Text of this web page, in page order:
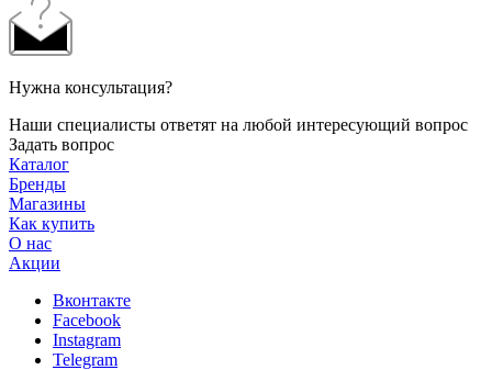
Нужна консультация?
Наши специалисты ответят на любой интересующий вопрос
Задать вопрос
Каталог
Бренды
Магазины
Как купить
О нас
Акции
Вконтакте
Facebook
Instagram
Telegram